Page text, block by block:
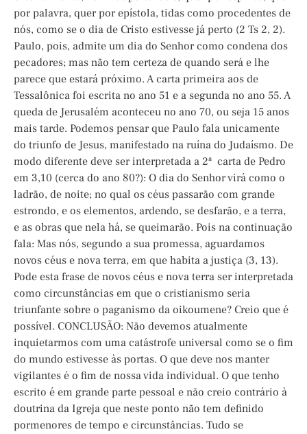
por palavra, quer por epístola, tidas como procedentes de
nós, como se o dia de Cristo estivesse já perto (2 Ts 2, 2).
Paulo, pois, admite um dia do Senhor como condena dos
pecadores; mas não tem certeza de quando será e lhe
parece que estará próximo. A carta primeira aos de
Tessalônica foi escrita no ano 51 e a segunda no ano 55. A
queda de Jerusalém aconteceu no ano 70, ou seja 15 anos
mais tarde. Podemos pensar que Paulo fala unicamente
do triunfo de Jesus, manifestado na ruína do Judaísmo. De
modo diferente deve ser interpretada a 2ª carta de Pedro
em 3,10 (cerca do ano 80?): O dia do Senhor virá como o
ladrão, de noite; no qual os céus passarão com grande
estrondo, e os elementos, ardendo, se desfarão, e a terra,
e as obras que nela há, se queimarão. Pois na continuação
fala: Mas nós, segundo a sua promessa, aguardamos
novos céus e nova terra, em que habita a justiça (3, 13).
Pode esta frase de novos céus e nova terra ser interpretada
como circunstâncias em que o cristianismo seria
triunfante sobre o paganismo da oikoumene? Creio que é
possível. CONCLUSÃO: Não devemos atualmente
inquietarmos com uma catástrofe universal como se o fim
do mundo estivesse às portas. O que deve nos manter
vigilantes é o fim de nossa vida individual. O que tenho
escrito é em grande parte pessoal e não creio contrário à
doutrina da Igreja que neste ponto não tem definido
pormenores de tempo e circunstâncias. Tudo se